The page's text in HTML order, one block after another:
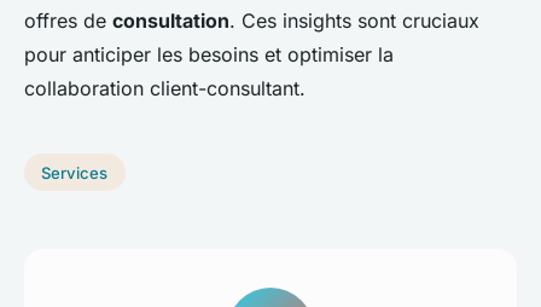
offres de consultation. Ces insights sont cruciaux
pour anticiper les besoins et optimiser la
collaboration client-consultant.
Services